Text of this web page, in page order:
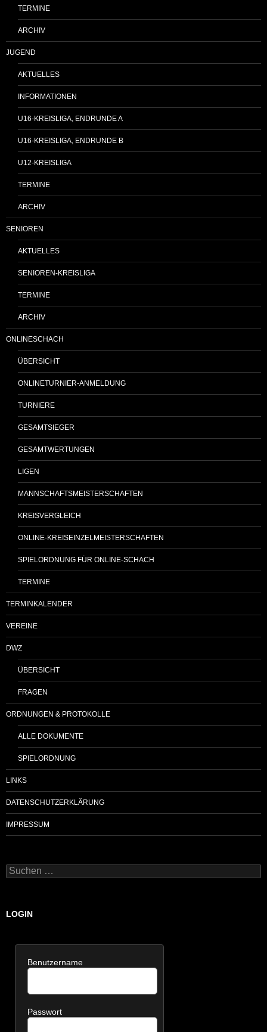
TERMINE
ARCHIV
JUGEND
AKTUELLES
INFORMATIONEN
U16-KREISLIGA, ENDRUNDE A
U16-KREISLIGA, ENDRUNDE B
U12-KREISLIGA
TERMINE
ARCHIV
SENIOREN
AKTUELLES
SENIOREN-KREISLIGA
TERMINE
ARCHIV
ONLINESCHACH
ÜBERSICHT
ONLINETURNIER-ANMELDUNG
TURNIERE
GESAMTSIEGER
GESAMTWERTUNGEN
LIGEN
MANNSCHAFTSMEISTERSCHAFTEN
KREISVERGLEICH
ONLINE-KREISEINZELMEISTERSCHAFTEN
SPIELORDNUNG FÜR ONLINE-SCHACH
TERMINE
TERMINKALENDER
VEREINE
DWZ
ÜBERSICHT
FRAGEN
ORDNUNGEN & PROTOKOLLE
ALLE DOKUMENTE
SPIELORDNUNG
LINKS
DATENSCHUTZERKLÄRUNG
IMPRESSUM
Suchen
nach:
LOGIN
Benutzername
Passwort